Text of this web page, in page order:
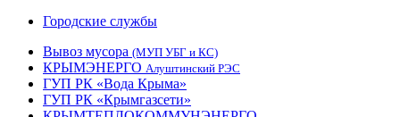
Городские службы
Вывоз мусора (МУП УБГ и КС)
КРЫМЭНЕРГО Алуштинский РЭС
ГУП РК «Вода Крыма»
ГУП РК «Крымгазсети»